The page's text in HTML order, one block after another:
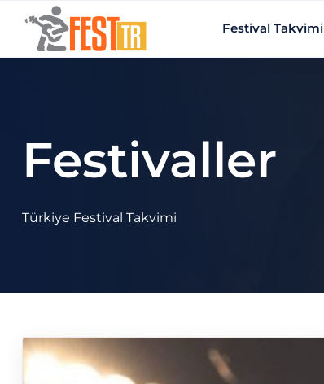
Ana içeriğe atla
Festival Takvimi
Festivaller
Türkiye Festival Takvimi